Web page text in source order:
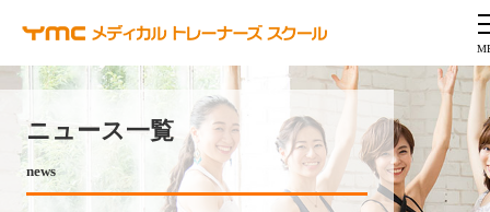
ニュース一覧
news